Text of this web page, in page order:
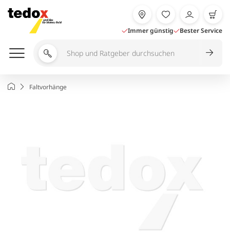
Inhalt
springen
Immer günstig Bester Service
Shop
durchsuchen
StartseiteFaltvorhänge